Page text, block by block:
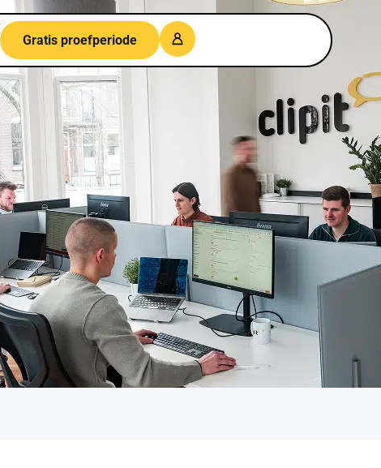
Gratis proefperiode